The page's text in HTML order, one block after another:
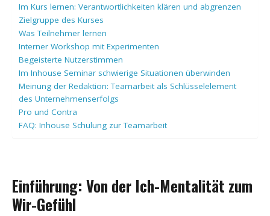
Im Kurs lernen: Verantwortlichkeiten klären und abgrenzen
Zielgruppe des Kurses
Was Teilnehmer lernen
Interner Workshop mit Experimenten
Begeisterte Nutzerstimmen
Im Inhouse Seminar schwierige Situationen überwinden
Meinung der Redaktion: Teamarbeit als Schlüsselelement
des Unternehmenserfolgs
Pro und Contra
FAQ: Inhouse Schulung zur Teamarbeit
Einführung: Von der Ich-Mentalität zum
Wir-Gefühl